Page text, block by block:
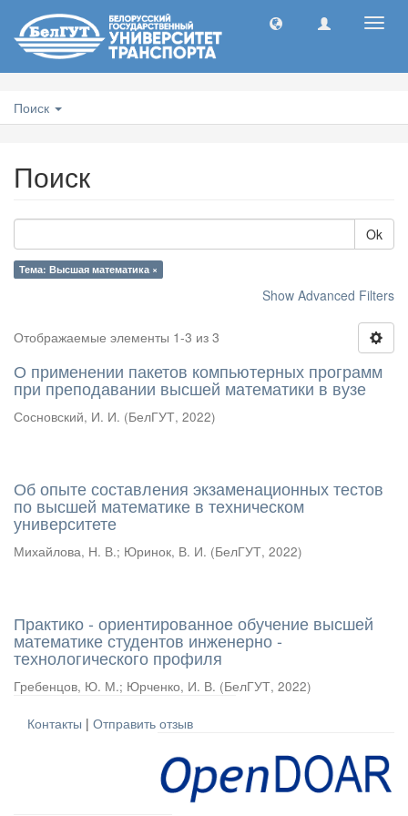
Поиск
Поиск
Ok
Тема: Высшая математика ×
Show Advanced Filters
Отображаемые элементы 1-3 из 3
О применении пакетов компьютерных программ
при преподавании высшей математики в вузе
Сосновский, И. И. (БелГУТ, 2022)
Об опыте составления экзаменационных тестов
по высшей математике в техническом
университете
Михайлова, Н. В.; Юринок, В. И. (БелГУТ, 2022)
Практико - ориентированное обучение высшей
математике студентов инженерно -
технологического профиля
Гребенцов, Ю. М.; Юрченко, И. В. (БелГУТ, 2022)
Контакты | Отправить отзыв